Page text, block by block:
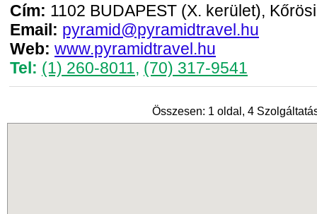
Cím: 1102 BUDAPEST (X. kerület),
Email: pyramid@pyramidtravel.hu
Web: www.pyramidtravel.hu
Tel: (1) 260-8011, (70) 317-9541
Összesen: 1 oldal, 4